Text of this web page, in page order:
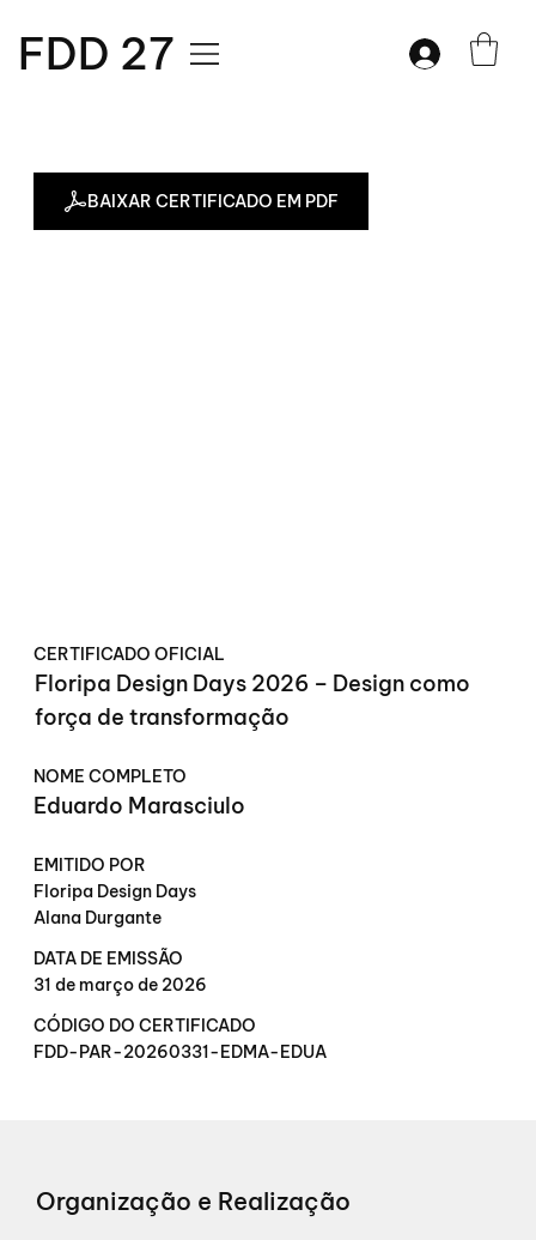
FDD 27
BAIXAR CERTIFICADO EM PDF
CERTIFICADO OFICIAL
Floripa Design Days 2026 – Design como
força de transformação
NOME COMPLETO
Eduardo Marasciulo
DATA DE EMISSÃO
31 de março de 2026
EMITIDO POR
Floripa Design Days
Alana Durgante
CÓDIGO DO CERTIFICADO
FDD-PAR-20260331-EDMA-EDUA
Organização e Realização